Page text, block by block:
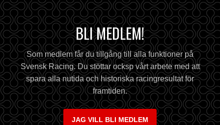
BLI MEDLEM!
Som medlem får du tillgång till alla funktioner på
Svensk Racing. Du stöttar ocksp vårt arbete med att
spara alla nutida och historiska racingresultat för
framtiden.
JAG VILL BLI MEDLEM